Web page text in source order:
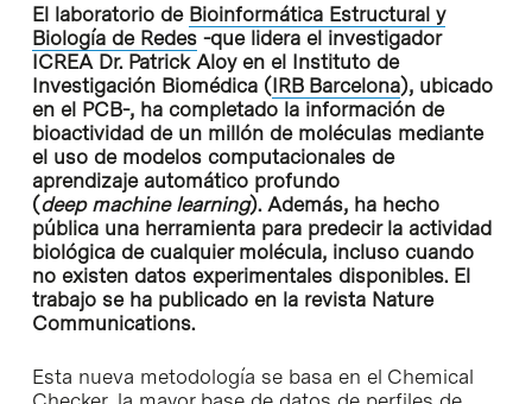
El laboratorio de Bioinformática Estructural y
Biología de Redes-que lidera el investigador
ICREA Dr. Patrick Aloy en el Instituto de
Investigación Biomédica (IRB Barcelona), ubicado
en el PCB-, ha completado la información de
bioactividad de un millón de moléculas mediante
el uso de modelos computacionales de
aprendizaje automático profundo
(deep machine learning). Además, ha hecho
pública una herramienta para predecir la actividad
biológica de cualquier molécula, incluso cuando
no existen datos experimentales disponibles. El
trabajo se ha publicado en la revista Nature
Communications.
Esta nueva metodología se basa en el Chemical